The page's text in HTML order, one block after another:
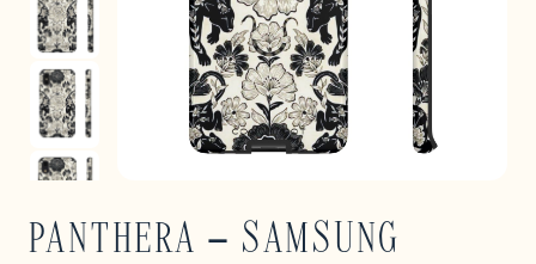
PANTHERA – SAMSUNG